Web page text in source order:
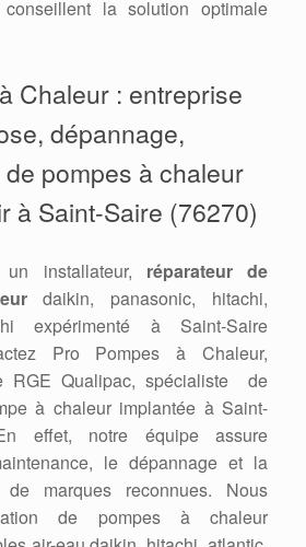
la solution optimale
Chaleur : entreprise
dépannage,
pompes à chaleur
à Saint-Saire (76270)
installateur, réparateur de
daikin, panasonic, hitachi,
expérimenté à Saint-Saire
Pro Pompes à Chaleur,
RGE Qualipac, spécialiste de
à chaleur implantée à Saint-
effet, notre équipe assure
le dépannage et la
de marques reconnues. Nous
de pompes à chaleur